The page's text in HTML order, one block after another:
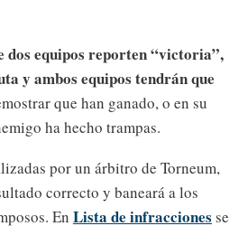
dos equipos reporten “victoria”,
y ambos equipos tendrán que
que han ganado, o en su
ha hecho trampas.
por un árbitro de Torneum,
correcto y baneará a los
En Lista de infracciones se